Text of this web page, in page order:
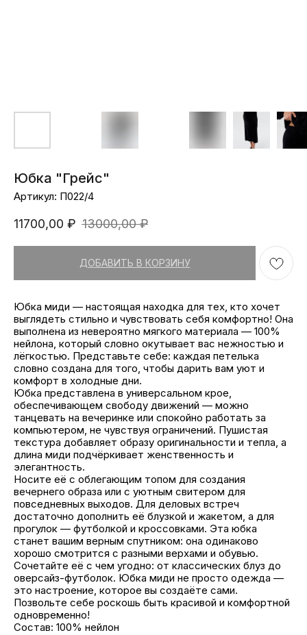
Юбка "Грейс"
Артикул: П022/4
11700,00 ₽ 13000,00 ₽
ДОБАВИТЬ В КОРЗИНУ
Юбка миди — настоящая находка для тех, кто хочет
выглядеть стильно и чувствовать себя комфортно! Она
выполнена из невероятно мягкого материала — 100%
нейлона, который словно окутывает вас нежностью и
лёгкостью. Представьте себе: каждая петелька
словно создана для того, чтобы дарить вам уют и
комфорт в холодные дни.
Юбка представлена в универсальном крое,
обеспечивающем свободу движений — можно
танцевать на вечеринке или спокойно работать за
компьютером, не чувствуя ограничений. Пушистая
текстура добавляет образу оригинальности и тепла, а
длина миди подчёркивает женственность и
элегантность.
Носите её с облегающим топом для создания
вечернего образа или с уютным свитером для
повседневных выходов. Для деловых встреч
достаточно дополнить её блузкой и жакетом, а для
прогулок — футболкой и кроссовками. Эта юбка
станет вашим верным спутником: она одинаково
хорошо смотрится с разными верхами и обувью.
Сочетайте её с чем угодно: от классических блуз до
оверсайз-футболок. Юбка миди не просто одежда —
это настроение, которое вы создаёте сами.
Позвольте себе роскошь быть красивой и комфортной
одновременно!
Состав: 100% нейлон